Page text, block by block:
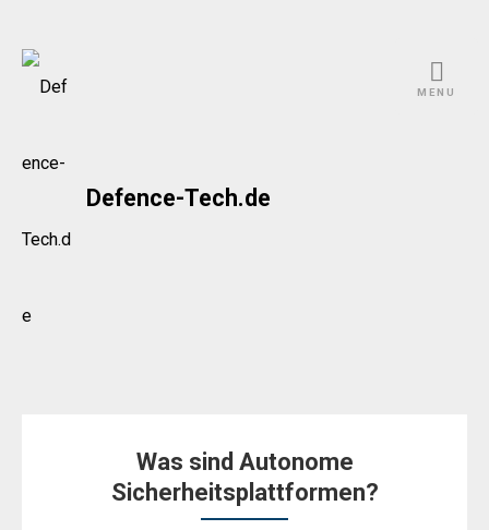
Skip
Defence-Tech.de
MENU
Was sind Autonome
Sicherheitsplattformen?